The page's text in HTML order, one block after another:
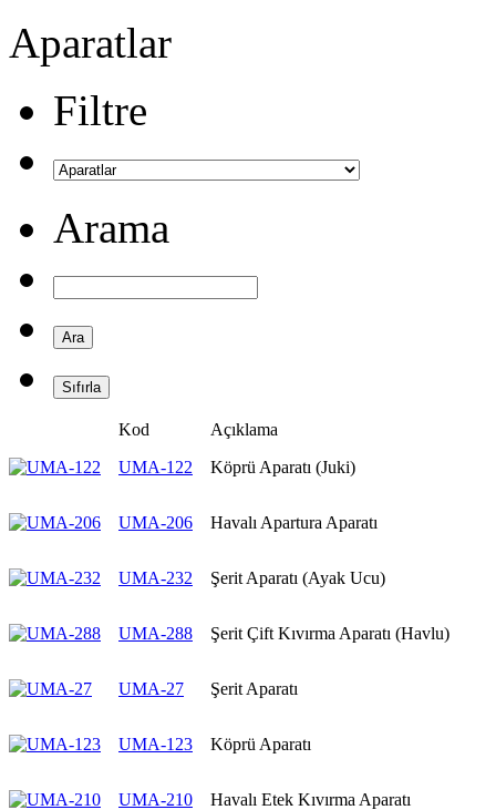
Aparatlar
Filtre
Arama
Kod
Açıklama
UMA-122
Köprü Aparatı (Juki)
UMA-206 Havalı Apartura Aparatı
UMA-232 Şerit Aparatı (Ayak Ucu)
UMA-288 Şerit Çift Kıvırma Aparatı (Havlu)
UMA-27 Şerit Aparatı
UMA-123 Köprü Aparatı
UMA-210 Havalı Etek Kıvırma Aparatı